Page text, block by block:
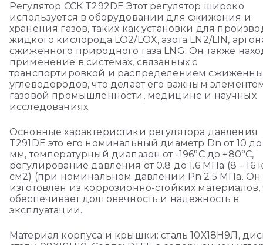
Регулятор ССК T292DE Этот регулятор широко
используется в оборудовании для сжижения и
хранения газов, таких как установки для
жидкого кислорода LO2/LOX, азота LN2/LIN,
сжиженного природного газа LNG. Он также
применение в системах, связанных с
транспортировкой и распределением
углеводородов, что делает его важным
газовой промышленности, медицине и научных
исследованиях.
Основные характеристики регулятора давления
T291DE это его номинальный диаметр Dn от 10
мм, температурный диапазон от -196°C до +80°C,
регулирование давления от 0.8 до 1.6 МПа (8 – 16
см2) (при номинальном давлении Pn 2.5 МПа. Он
изготовлен из коррозионно-стойких материалов,
обеспечивает долговечность и надежность в
эксплуатации.
Материал корпуса и крышки: сталь 10Х18Н9Л,